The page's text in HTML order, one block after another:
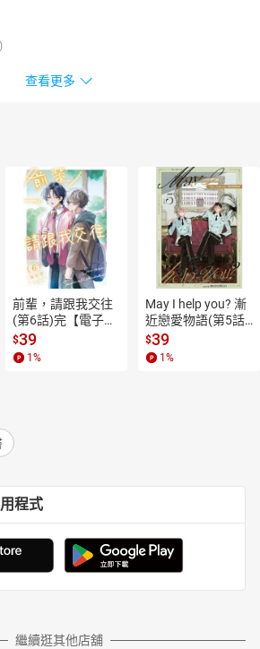
查看更多
前輩，請跟我交往
(第6話)完【電子
書】
$39
1 %
May I help you? 漸
近戀愛物語(第5話)
【電子書】
$39
1 %
程式
繼續逛其他店舖